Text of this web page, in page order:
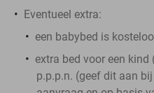
Eventueel extra:
een babybed is
extra bed voor een
p.p.p.n. (geef dit aan